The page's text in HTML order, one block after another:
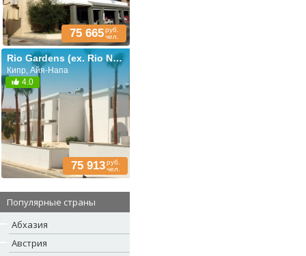
75 665руб.
чел.
Rio Gardens (ex. Rio Napa Apartments)
Кипр, Айя-Напа
4.0
75 913руб.
чел.
Популярные страны
Абхазия
Австрия